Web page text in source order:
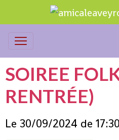
SOIREE
RENTRÉE)
Le 30/09/2024 de 17:30